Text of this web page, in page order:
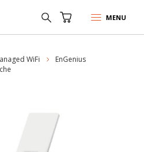
MENU
WiFi
EnGenius